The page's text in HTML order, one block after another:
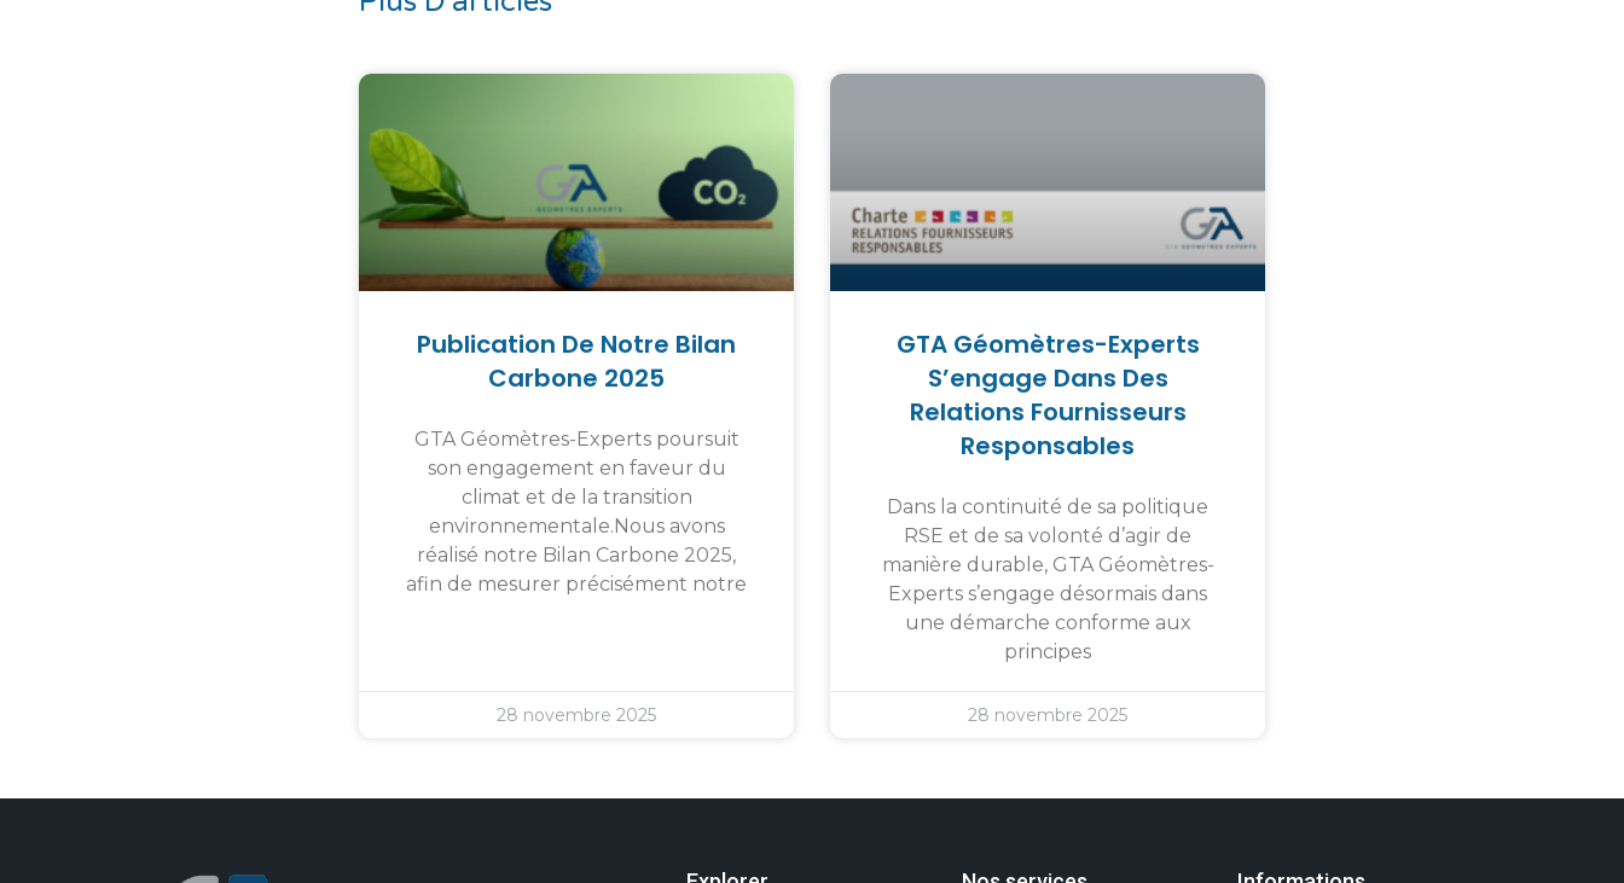
Publication De Notre Bilan
Carbone 2025
GTA Géomètres-Experts poursuit
son engagement en faveur du
climat et de la transition
environnementale.Nous avons
réalisé notre Bilan Carbone 2025,
afin de mesurer précisément notre
28 novembre 2025
GTA Géomètres-Experts
S’engage Dans Des
Relations Fournisseurs
Responsables
Dans la continuité de sa politique
RSE et de sa volonté d’agir de
manière durable, GTA Géomètres-
Experts s’engage désormais dans
une démarche conforme aux
principes
28 novembre 2025